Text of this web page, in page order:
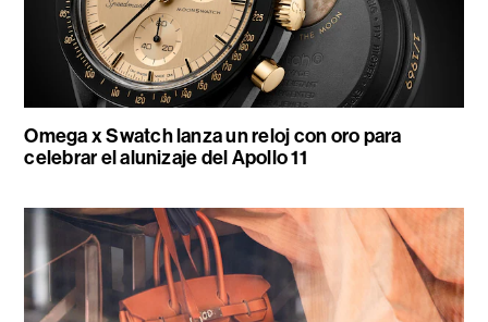
Omega x Swatch lanza un reloj con oro para
celebrar el alunizaje del Apollo 11